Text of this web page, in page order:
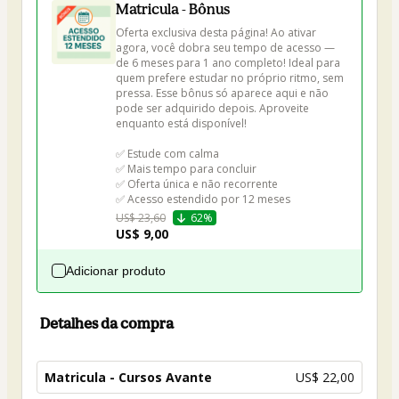
Matricula - Bônus
Oferta exclusiva desta página! Ao ativar
agora, você dobra seu tempo de acesso —
de 6 meses para 1 ano completo! Ideal para
quem prefere estudar no próprio ritmo, sem
pressa. Esse bônus só aparece aqui e não
pode ser adquirido depois. Aproveite
enquanto está disponível!
✅ Estude com calma
✅ Mais tempo para concluir
✅ Oferta única e não recorrente
✅ Acesso estendido por 12 meses
US$ 23,60
62%
US$ 9,00
Adicionar produto
Detalhes da compra
Matricula - Cursos Avante US$ 22,00